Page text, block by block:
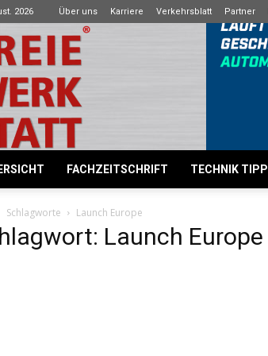
2026 Über uns Karriere Verkehrsblatt Partner
FACHZEITSCHRIFT TECHNIK TIPP
Schlagworte Launch Europe
Launch Europe